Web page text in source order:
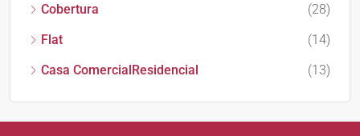
Cobertura
(28)
Flat
(14)
Casa ComercialResidencial
(13)